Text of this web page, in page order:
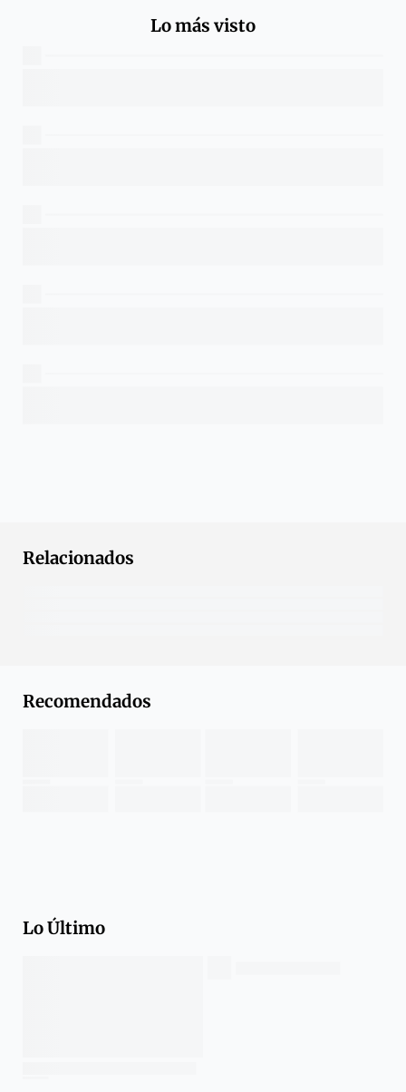
Lo más visto
Relacionados
Recomendados
Lo Último